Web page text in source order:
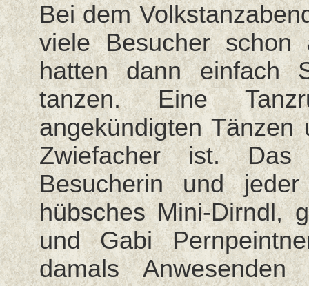
Bei dem
viele Besucher
hatten dann einfach
tanzen. Eine
angekündigten
Zwiefacher ist. Das
Besucherin und
hübsches Mini-Dirndl,
und Gabi
damals